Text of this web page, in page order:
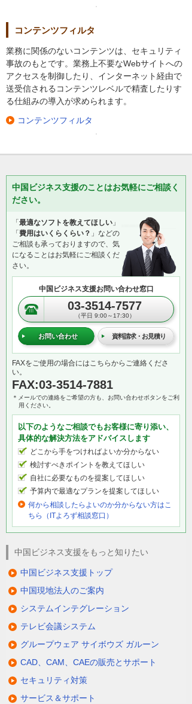
コンテンツフィルタ
業務に関係のないコンテンツは、セキュリティ
事故のもとです。業務上不要なWebサイトへの
アクセスを制御したり、インターネット経由で
送受信されるコンテンツレベルで精査したりす
る仕組みの導入が求められます。
コンテンツフィルタ
中国ビジネス支援のことはお気軽にご相談く
ださい。
「 最適なソフトを教えてほしい 」
「 費用はいくらくらい？ 」などの
ご相談も承っておりますので、気
になることはお気軽にご相談くだ
さい。
中国ビジネス支援お問い合わせ窓口
03-3514-7577
（平日 9:00～17:30）
お問い合わせ 資料請求・お見積り
FAXをご使用の場合にはこちらからご連絡くださ
い。
FAX:03-3514-7881
＊メールでの連絡をご希望の方も、お問い合わせボタンをご利
用ください。
以下のようなご相談でもお客様に寄り添い、
具体的な解決方法をアドバイスします
どこから手をつければよいか分からない
検討すべきポイントを教えてほしい
自社に必要なものを提案してほしい
予算内で最適なプランを提案してほしい
何から相談したらよいのか分からない方はこ
ちら（ITよろず相談窓口）
中国ビジネス支援をもっと知りたい
中国ビジネス支援トップ
中国現地法人のご案内
システムインテグレーション
テレビ会議システム
グループウェア サイボウズ ガルーン
CAD、CAM、CAEの販売とサポート
セキュリティ対策
サービス＆サポート